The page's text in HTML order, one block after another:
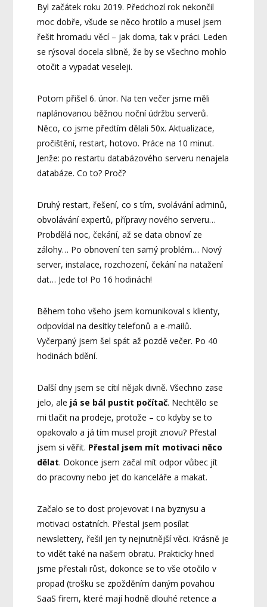
Byl začátek roku 2019. Předchozí rok nekončil
moc dobře, všude se něco hrotilo a musel jsem
řešit hromadu věcí – jak doma, tak v práci. Leden
se rýsoval docela slibně, že by se všechno mohlo
otočit a vypadat veseleji.
Potom přišel 6. únor. Na ten večer jsme měli
naplánovanou běžnou noční údržbu serverů.
Něco, co jsme předtím dělali 50x. Aktualizace,
pročištění, restart, hotovo. Práce na 10 minut.
Jenže: po restartu databázového serveru nenajela
databáze. Co to? Proč?
Druhý restart, řešení, co s tím, svolávání adminů,
obvolávání expertů, přípravy nového serveru…
Probdělá noc, čekání, až se data obnoví ze
zálohy… Po obnovení ten samý problém… Nový
server, instalace, rozchození, čekání na natažení
dat… Jede to! Po 16 hodinách!
Během toho všeho jsem komunikoval s klienty,
odpovídal na desítky telefonů a e-mailů.
Vyčerpaný jsem šel spát až pozdě večer. Po 40
hodinách bdění.
Další dny jsem se cítil nějak divně. Všechno zase
jelo, ale já se bál pustit počítač. Nechtělo se
mi tlačit na prodeje, protože – co kdyby se to
opakovalo a já tím musel projít znovu? Přestal
jsem si věřit. Přestal jsem mít motivaci něco
dělat. Dokonce jsem začal mít odpor vůbec jít
do pracovny nebo jet do kanceláře a makat.
Začalo se to dost projevovat i na byznysu a
motivaci ostatních. Přestal jsem posílat
newslettery, řešil jen ty nejnutnější věci. Krásně je
to vidět také na našem obratu. Prakticky hned
jsme přestali růst, dokonce se to vše otočilo v
propad (trošku se zpožděním daným povahou
SaaS firem, které mají hodně dlouhé retence a